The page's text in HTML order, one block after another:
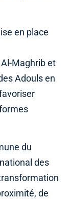
en place
Maghrib et
Adouls en
du
des
de